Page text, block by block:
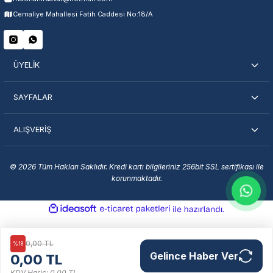
%18 0,00 TL
0,00 TL Gelince Haber Ver
Cemaliye Mahallesi Fatih Caddesi No:18/A
ÜYELİK
SAYFALAR
ALIŞVERİŞ
© 2026 Tüm Hakları Saklıdır. Kredi kartı bilgileriniz 256bit SSL sertifikası ile
korunmaktadır.
ideasoft
e-